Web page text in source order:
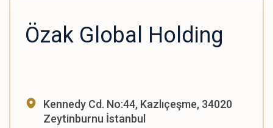
Özak Global Holding
Kennedy Cd. No:44, Kazlıçeşme, 34020
Zeytinburnu İstanbul